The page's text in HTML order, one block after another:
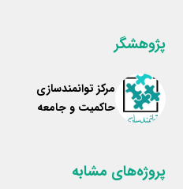
پژوهشگر
مرکز توانمندسازی
حاکمیت و جامعه
پروژه‌های مشابه